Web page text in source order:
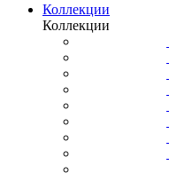
Коллекции
Коллекции